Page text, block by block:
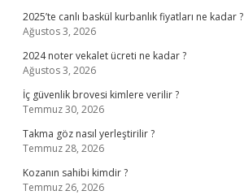
2025’te canlı baskül kurbanlık fiyatları ne kadar ?
Ağustos 3, 2026
2024 noter vekalet ücreti ne kadar ?
Ağustos 3, 2026
İç güvenlik brovesi kimlere verilir ?
Temmuz 30, 2026
Takma göz nasıl yerleştirilir ?
Temmuz 28, 2026
Kozanın sahibi kimdir ?
Temmuz 26, 2026